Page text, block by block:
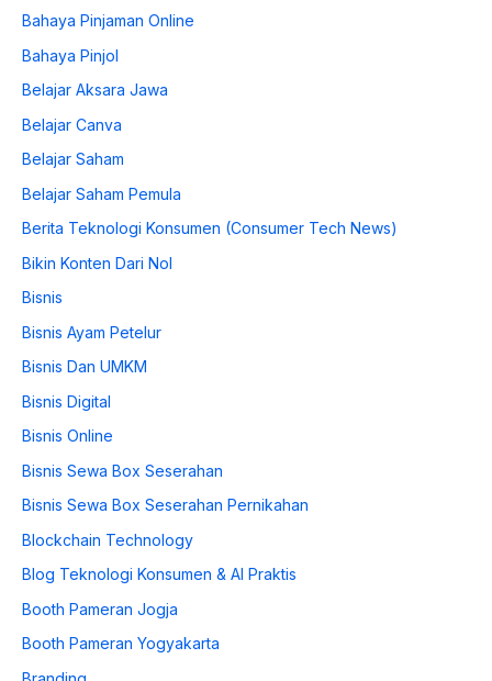
Bahaya Pinjaman Online
Bahaya Pinjol
Belajar Aksara Jawa
Belajar Canva
Belajar Saham
Belajar Saham Pemula
Berita Teknologi Konsumen (Consumer Tech News)
Bikin Konten Dari Nol
Bisnis
Bisnis Ayam Petelur
Bisnis Dan UMKM
Bisnis Digital
Bisnis Online
Bisnis Sewa Box Seserahan
Bisnis Sewa Box Seserahan Pernikahan
Blockchain Technology
Blog Teknologi Konsumen & AI Praktis
Booth Pameran Jogja
Booth Pameran Yogyakarta